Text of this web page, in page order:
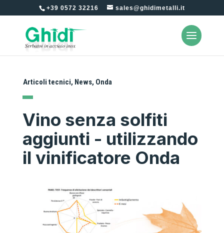
+39 0572 32216 sales@ghidimetalli.it
Articoli tecnici, News, Onda
Vino senza solfiti
aggiunti - utilizzando
il vinificatore Onda